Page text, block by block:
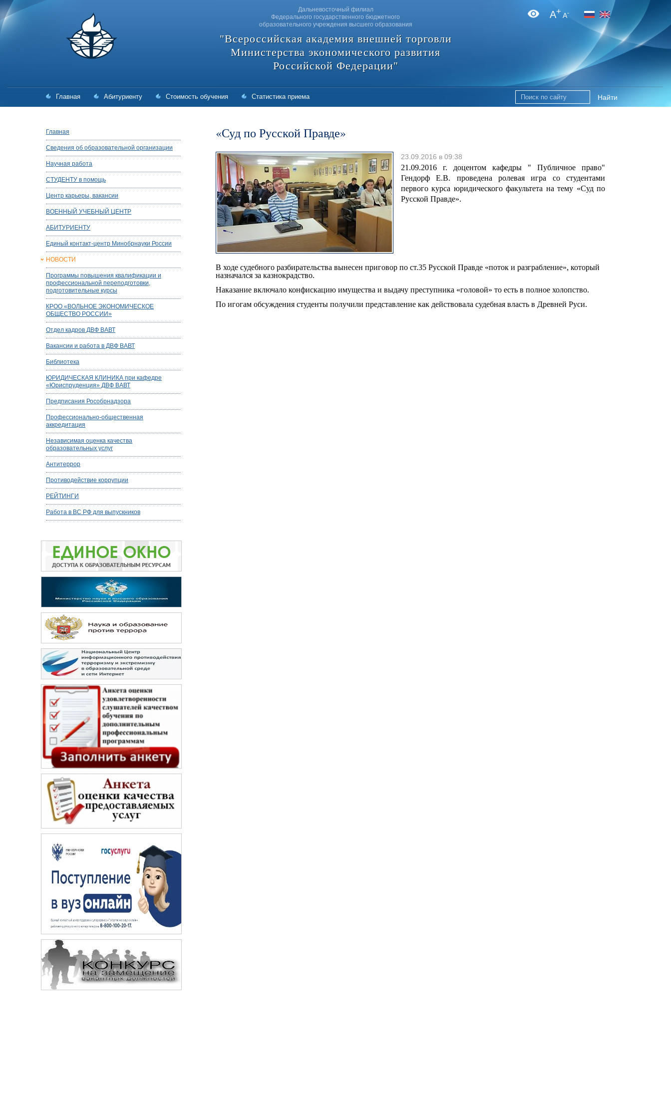
Дальневосточный филиал
Федерального государственного бюджетного
образовательного учреждения высшего образования
"Всероссийская академия внешней торговли
Министерства экономического развития
Российской Федерации"
Главная Абитуриенту Стоимость обучения Статистика приема Найти
A+A-
Главная
Сведения об образовательной организации
Научная работа
СТУДЕНТУ в помощь
Центр карьеры, вакансии
ВОЕННЫЙ УЧЕБНЫЙ ЦЕНТР
АБИТУРИЕНТУ
Единый контакт-центр Минобрнауки России
НОВОСТИ
Программы повышения квалификации и
профессиональной переподготовки,
подготовительные курсы
КРОО «ВОЛЬНОЕ ЭКОНОМИЧЕСКОЕ
ОБЩЕСТВО РОССИИ»
Отдел кадров ДВФ ВАВТ
Вакансии и работа в ДВФ ВАВТ
Библиотека
ЮРИДИЧЕСКАЯ КЛИНИКА при кафедре
«Юриспруденция» ДВФ ВАВТ
Предписания Рособрнадзора
Профессионально-общественная
аккредитация
Независимая оценка качества
образовательных услуг
Антитеррор
Противодействие коррупции
РЕЙТИНГИ
Работа в ВС РФ для выпускников
«Суд по Русской Правде»
23.09.2016 в 09:38
21.09.2016 г. доцентом кафедры " Публичное право"
Гендорф Е.В. проведена ролевая игра со студентами
первого курса юридического факультета на тему «Суд по
Русской Правде».
В ходе судебного разбирательства вынесен приговор по ст.35 Русской Правде «поток и разграбление», который
назначался за казнокрадство.
Наказание включало конфискацию имущества и выдачу преступника «головой» то есть в полное холопство.
По игогам обсуждения студенты получили представление как действовала судебная власть в Древней Руси.